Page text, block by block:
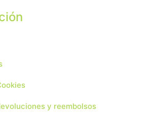
y reembolsos